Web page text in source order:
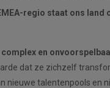
regio staat ons
en
dat ze zichzelf
nieuwe talentenpools en